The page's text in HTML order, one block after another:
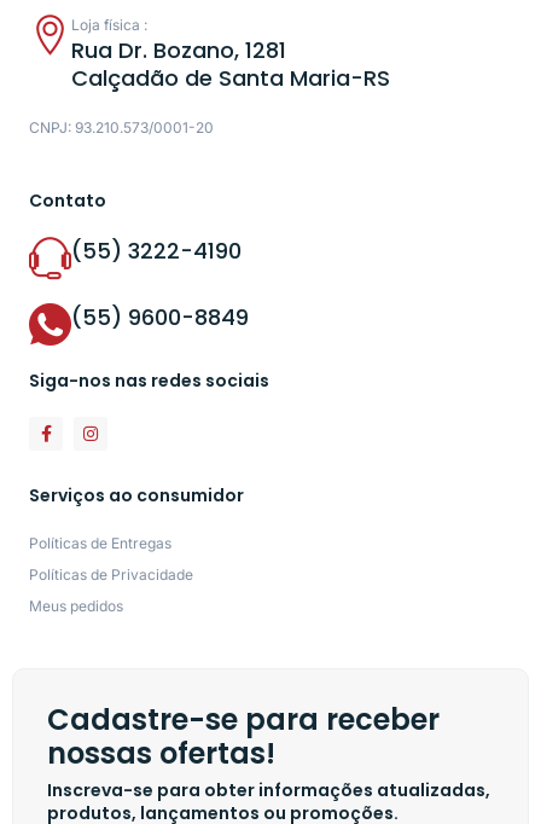
Loja física :
Rua Dr. Bozano, 1281
Calçadão de Santa Maria-RS
CNPJ: 93.210.573/0001-20
Contato
(55) 3222-4190
(55) 9600-8849
Siga-nos nas redes sociais
Serviços ao consumidor
Políticas de Entregas
Políticas de Privacidade
Meus pedidos
Cadastre-se para receber
nossas ofertas!
Inscreva-se para obter informações atualizadas,
produtos, lançamentos ou promoções.